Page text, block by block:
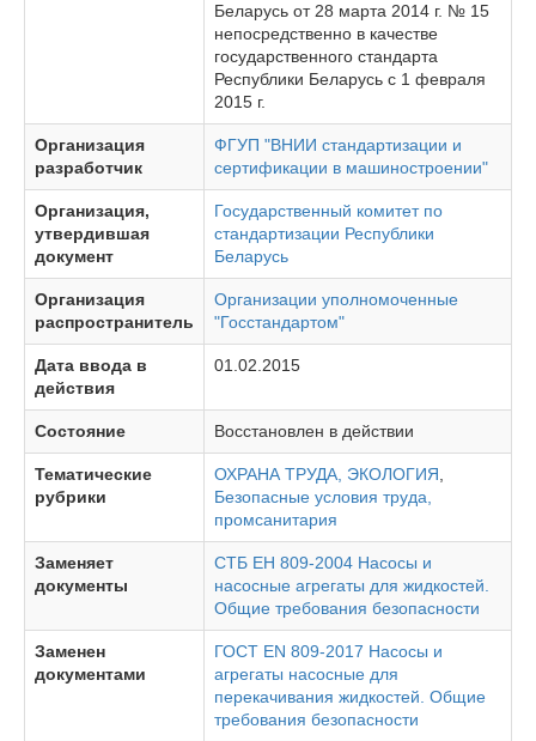
Беларусь от 28 марта 2014 г. № 15
непосредственно в качестве
государственного стандарта
Республики Беларусь с 1 февраля
2015 г.
Организация
разработчик
ФГУП "ВНИИ стандартизации и
сертификации в машиностроении"
Организация,
утвердившая
документ
Государственный комитет по
стандартизации Республики
Беларусь
Организация
распространитель
Организации уполномоченные
"Госстандартом"
Дата ввода в
действия
01.02.2015
Состояние Восстановлен в действии
Тематические
рубрики
ОХРАНА ТРУДА, ЭКОЛОГИЯ ,
Безопасные условия труда,
промсанитария
Заменяет
документы
СТБ ЕН 809-2004 Насосы и
насосные агрегаты для жидкостей.
Общие требования безопасности
Заменен
документами
ГОСТ EN 809-2017 Насосы и
агрегаты насосные для
перекачивания жидкостей. Общие
требования безопасности